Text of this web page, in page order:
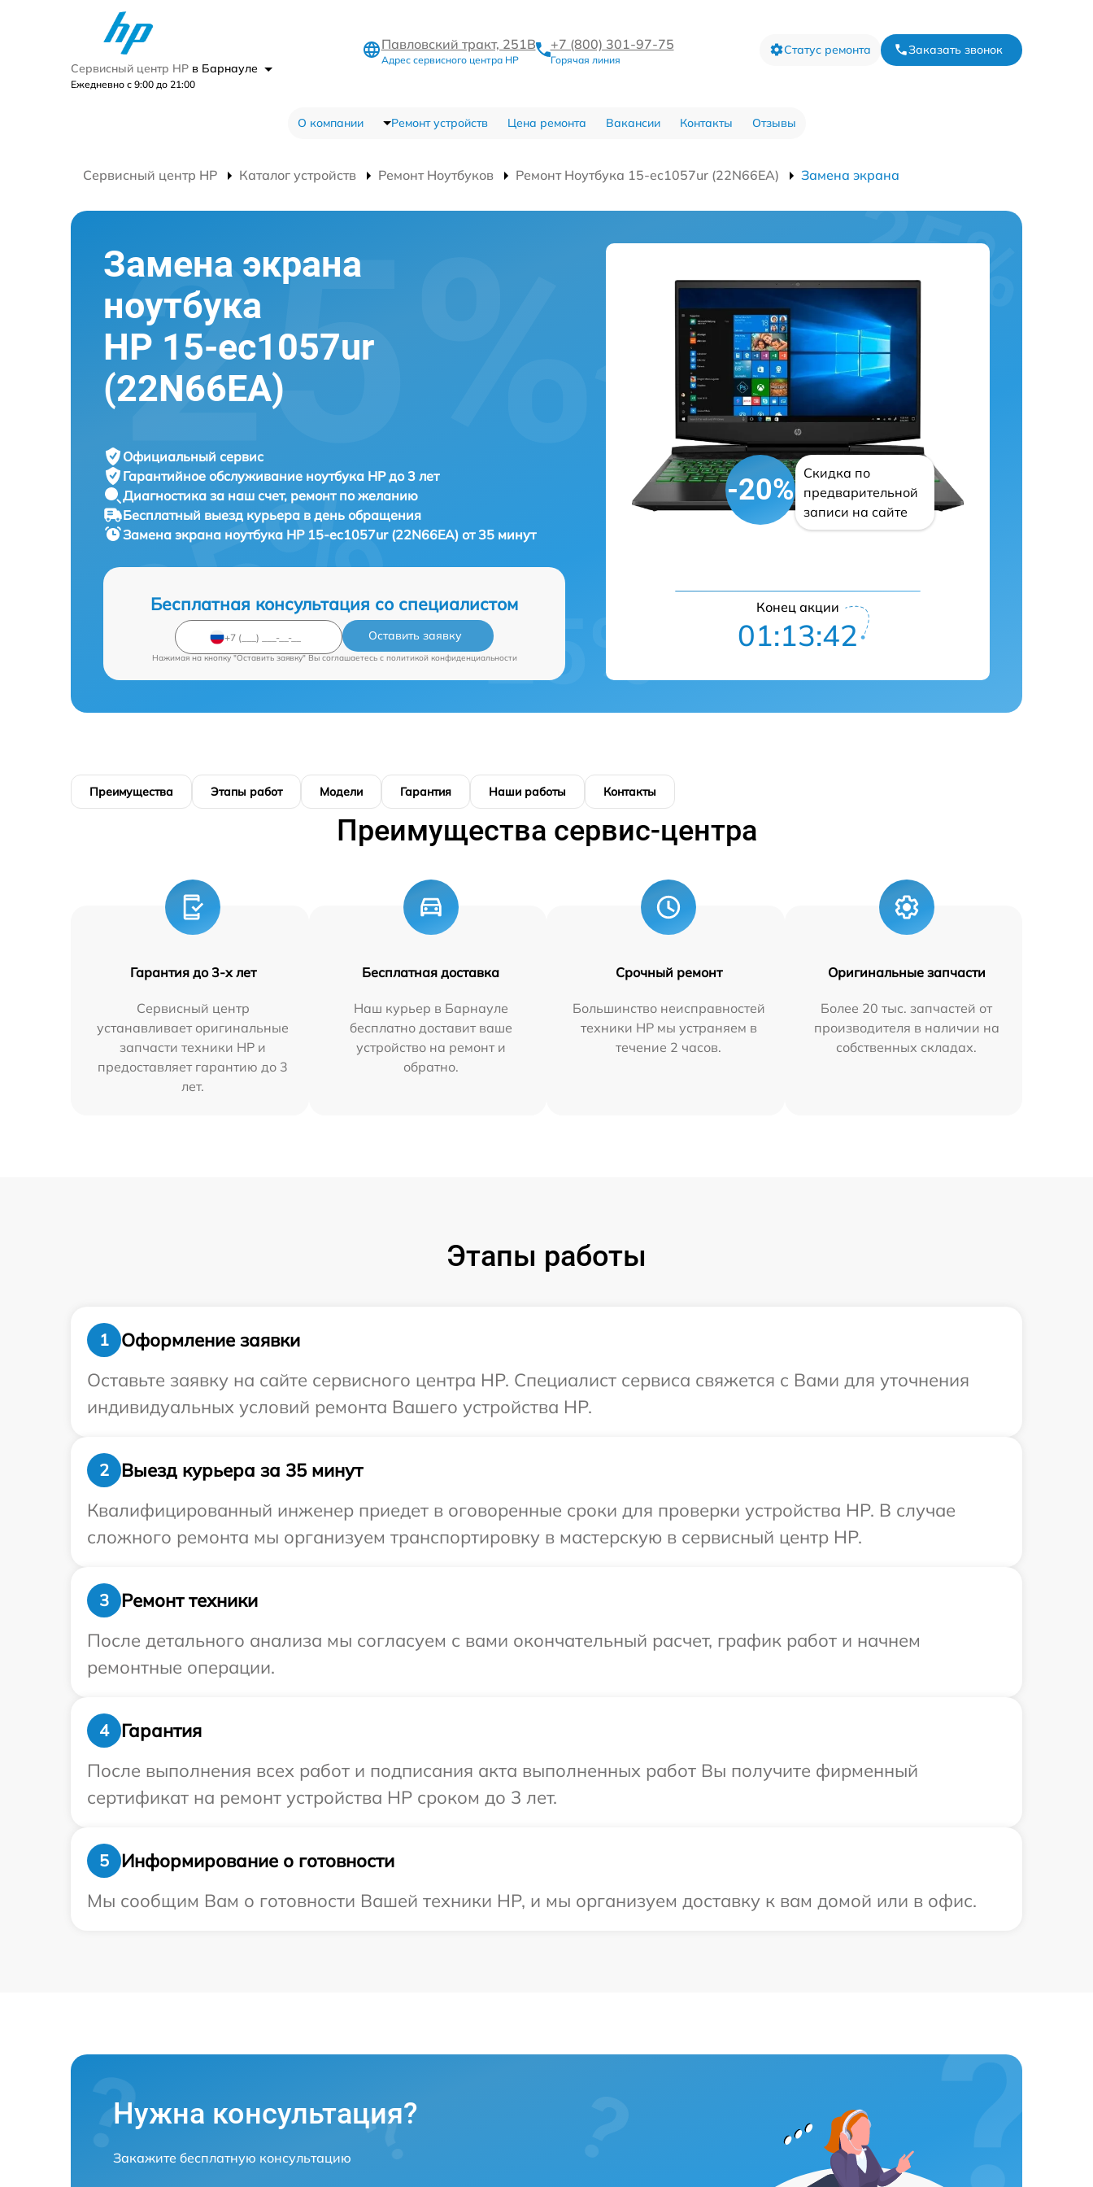
Сервисный центр HP в Барнауле
Ежедневно с 9:00 до 21:00
Павловский тракт, 251В
Адрес сервисного центра HP
+7 (800) 301-97-75
Горячая линия
Статус ремонта Заказать звонок
О компании Ремонт устройств Цена ремонта Вакансии Контакты Отзывы
Сервисный центр HP Каталог устройств Ремонт Ноутбуков Ремонт Ноутбука 15-ec1057ur (22N66EA) Замена экрана
Замена экрана
ноутбука
HP 15-ec1057ur
(22N66EA)
Официальный сервис
Гарантийное обслуживание ноутбука HP до 3 лет
Диагностика за наш счет, ремонт по желанию
Бесплатный выезд курьера в день обращения
Замена экрана ноутбука HP 15-ec1057ur (22N66EA) от 35 минут
Бесплатная консультация со специалистом
Оставить заявку
Нажимая на кнопку "Оставить заявку" Вы соглашаетесь c политикой конфиденциальности
-20%
Скидка по
предварительной
записи на сайте
Конец акции
01:13:41
Преимущества Этапы работ Модели Гарантия Наши работы Контакты
Преимущества сервис-центра
Гарантия до 3-х лет
Сервисный центр
устанавливает оригинальные
запчасти техники HP и
предоставляет гарантию до 3
лет.
Бесплатная доставка
Наш курьер в Барнауле
бесплатно доставит ваше
устройство на ремонт и
обратно.
Срочный ремонт
Большинство неисправностей
техники HP мы устраняем в
течение 2 часов.
Оригинальные запчасти
Более 20 тыс. запчастей от
производителя в наличии на
собственных складах.
Этапы работы
1
Оформление заявки
Оставьте заявку на сайте сервисного центра HP. Специалист сервиса свяжется с Вами для уточнения
индивидуальных условий ремонта Вашего устройства HP.
2
Выезд курьера за 35 минут
Квалифицированный инженер приедет в оговоренные сроки для проверки устройства HP. В случае
сложного ремонта мы организуем транспортировку в мастерскую в сервисный центр HP.
3
Ремонт техники
После детального анализа мы согласуем с вами окончательный расчет, график работ и начнем
ремонтные операции.
4
Гарантия
После выполнения всех работ и подписания акта выполненных работ Вы получите фирменный
сертификат на ремонт устройства HP сроком до 3 лет.
5
Информирование о готовности
Мы сообщим Вам о готовности Вашей техники HP, и мы организуем доставку к вам домой или в офис.
Нужна консультация?
Закажите бесплатную консультацию